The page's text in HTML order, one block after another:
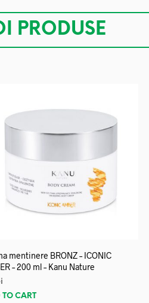
PRODUSE
mentinere BRONZ – ICONIC
– 200 ml – Kanu Nature
TO CART